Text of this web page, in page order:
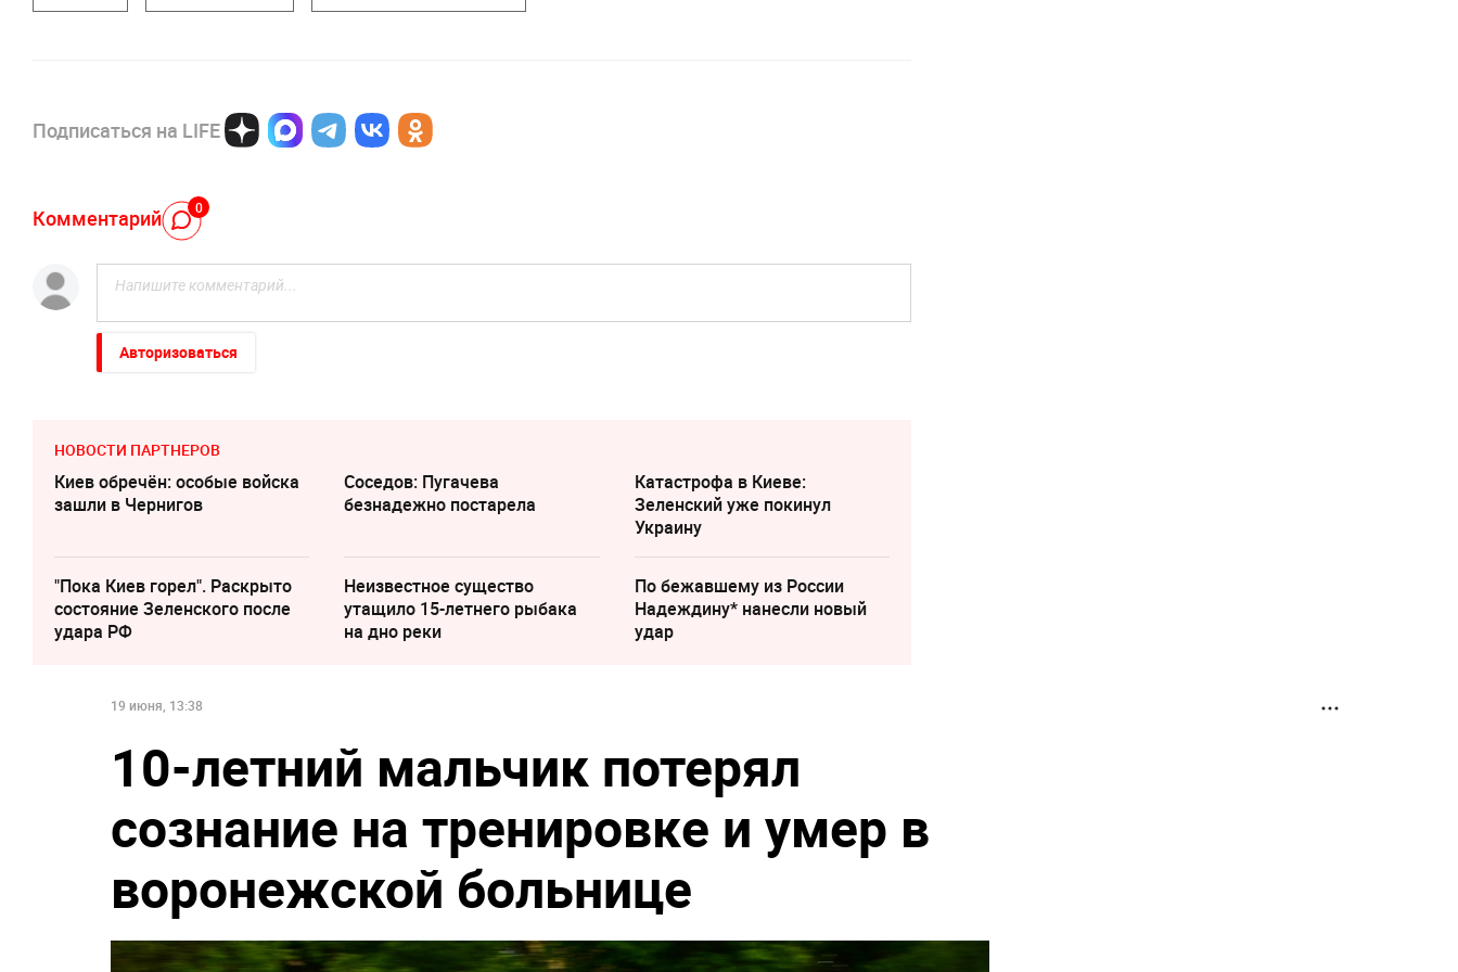
Подписаться на LIFE
Комментарий 0
Авторизоваться
НОВОСТИ ПАРТНЕРОВ
Киев обречён: особые войска
зашли в Чернигов
Соседов: Пугачева
безнадежно постарела
Катастрофа в Киеве:
Зеленский уже покинул
Украину
"Пока Киев горел". Раскрыто
состояние Зеленского после
удара РФ
Неизвестное существо
утащило 15-летнего рыбака
на дно реки
По бежавшему из России
Надеждину* нанесли новый
удар
19 июня, 13:38
10-летний мальчик потерял
сознание на тренировке и умер в
воронежской больнице